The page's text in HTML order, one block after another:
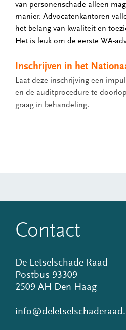
van personenschade alleen
manier. Advocatenkantoren
het belang van kwaliteit en
Het is leuk om de eerste WA-
Inschrijven in het
Laat deze inschrijving een
en de auditprocedure te
graag in behandeling.
Contact
De Letselschade Raad
Postbus 93309
2509 AH Den Haag